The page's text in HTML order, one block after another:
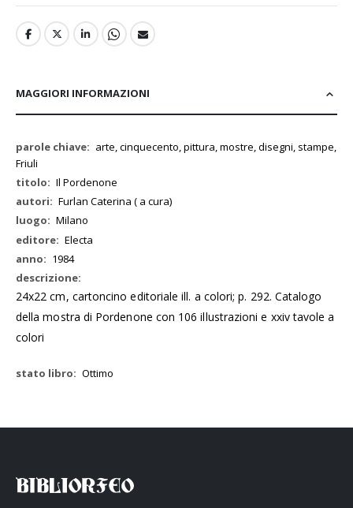
MAGGIORI INFORMAZIONI
Maggiori
Informazioni
arte, cinquecento, pittura, mostre, disegni, stampe,
Friuli
Il Pordenone
Furlan Caterina ( a cura)
Milano
Electa
1984
24x22 cm, cartoncino editoriale ill. a colori; p. 292. Catalogo
della mostra di Pordenone con 106 illustrazioni e xxiv tavole a
colori
Ottimo